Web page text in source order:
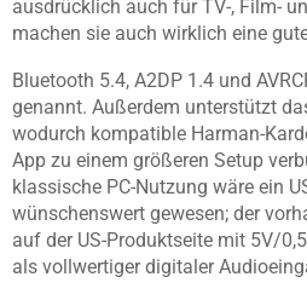
ausdrücklich auch für TV-, Film-
machen sie auch wirklich eine
Bluetooth 5.4, A2DP 1.4 und
genannt. Außerdem unterstützt
wodurch kompatible Harman-
App zu einem größeren Setup
klassische PC-Nutzung wäre ein
wünschenswert gewesen; der
auf der US-Produktseite mit 5V/
als vollwertiger digitaler